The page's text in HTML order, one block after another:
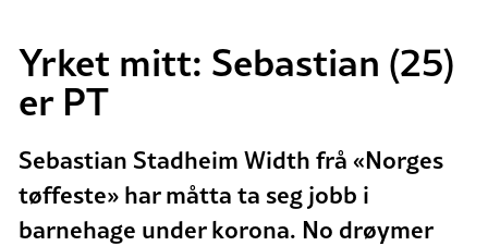
Yrket mitt: Sebastian (25)
er PT
Sebastian Stadheim Width frå «Norges
tøffeste» har måtta ta seg jobb i
barnehage under korona. No drøymer